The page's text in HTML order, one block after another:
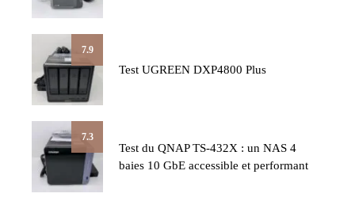
7.9
Test UGREEN DXP4800 Plus
7.3
Test du QNAP TS-432X : un NAS 4
baies 10 GbE accessible et performant